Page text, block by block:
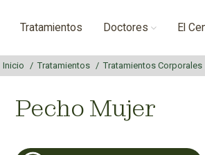
Tratamientos Doctores El
Inicio Tratamientos Tratamientos Corporales
Pecho Mujer